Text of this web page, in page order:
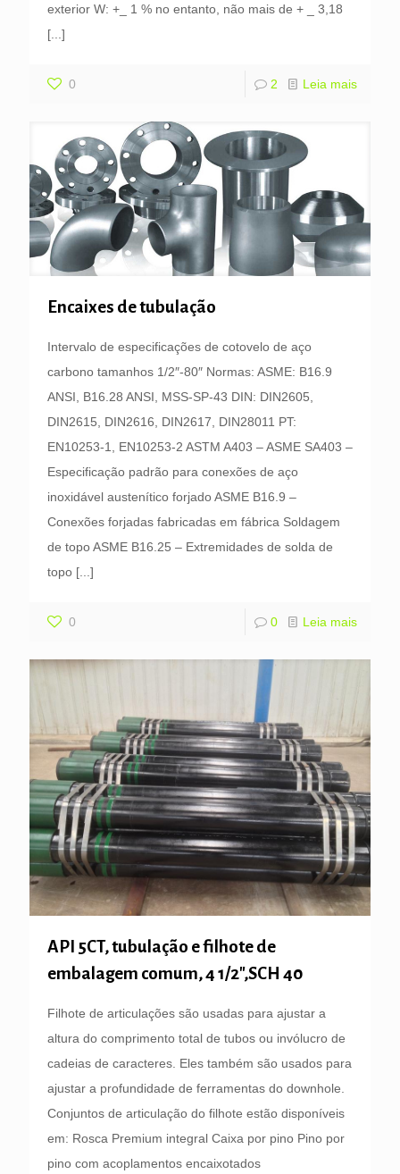
exterior W: +_ 1 % no entanto, não mais de + _ 3,18
[...]
0 2 Leia mais
Encaixes de tubulação
Intervalo de especificações de cotovelo de aço
carbono tamanhos 1/2″-80″ Normas: ASME: B16.9
ANSI, B16.28 ANSI, MSS-SP-43 DIN: DIN2605,
DIN2615, DIN2616, DIN2617, DIN28011 PT:
EN10253-1, EN10253-2 ASTM A403 – ASME SA403 –
Especificação padrão para conexões de aço
inoxidável austenítico forjado ASME B16.9 –
Conexões forjadas fabricadas em fábrica Soldagem
de topo ASME B16.25 – Extremidades de solda de
topo [...]
0 0 Leia mais
API 5CT, tubulação e filhote de
embalagem comum, 4 1/2″,SCH 40
Filhote de articulações são usadas para ajustar a
altura do comprimento total de tubos ou invólucro de
cadeias de caracteres. Eles também são usados para
ajustar a profundidade de ferramentas do downhole.
Conjuntos de articulação do filhote estão disponíveis
em: Rosca Premium integral Caixa por pino Pino por
pino com acoplamentos encaixotados